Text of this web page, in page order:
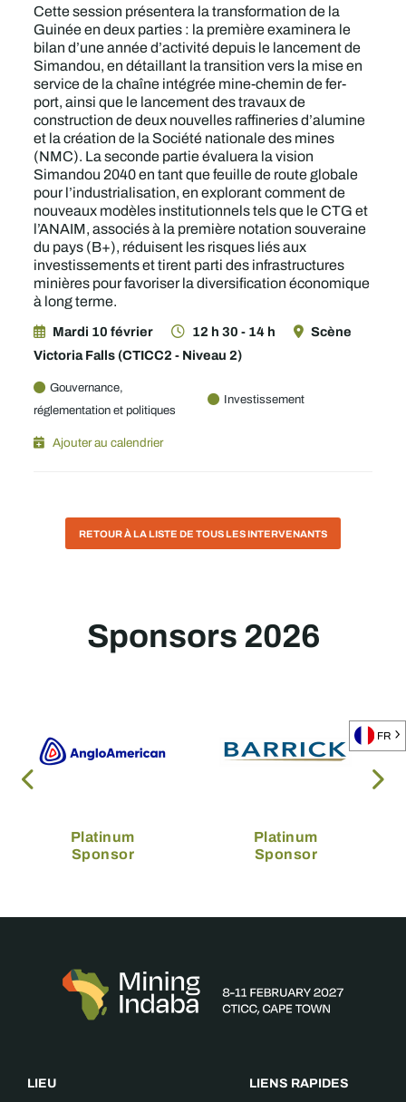
Cette session présentera la transformation de la
Guinée en deux parties : la première examinera le
bilan d’une année d’activité depuis le lancement de
Simandou, en détaillant la transition vers la mise en
service de la chaîne intégrée mine-chemin de fer-
port, ainsi que le lancement des travaux de
construction de deux nouvelles raffineries d’alumine
et la création de la Société nationale des mines
(NMC). La seconde partie évaluera la vision
Simandou 2040 en tant que feuille de route globale
pour l’industrialisation, en explorant comment de
nouveaux modèles institutionnels tels que le CTG et
l’ANAIM, associés à la première notation souveraine
du pays (B+), réduisent les risques liés aux
investissements et tirent parti des infrastructures
minières pour favoriser la diversification économique
à long terme.
Mardi 10 février 12 h 30 - 14 h
Scène
Victoria Falls (CTICC2 - Niveau 2)
Gouvernance,
réglementation et politiques
Investissement
Ajouter au calendrier
RETOUR À LA LISTE DE TOUS LES INTERVENANTS
Sponsors 2026
Platinum
Sponsor
Platinum
Sponsor
LIEU
LIENS RAPIDES
FR